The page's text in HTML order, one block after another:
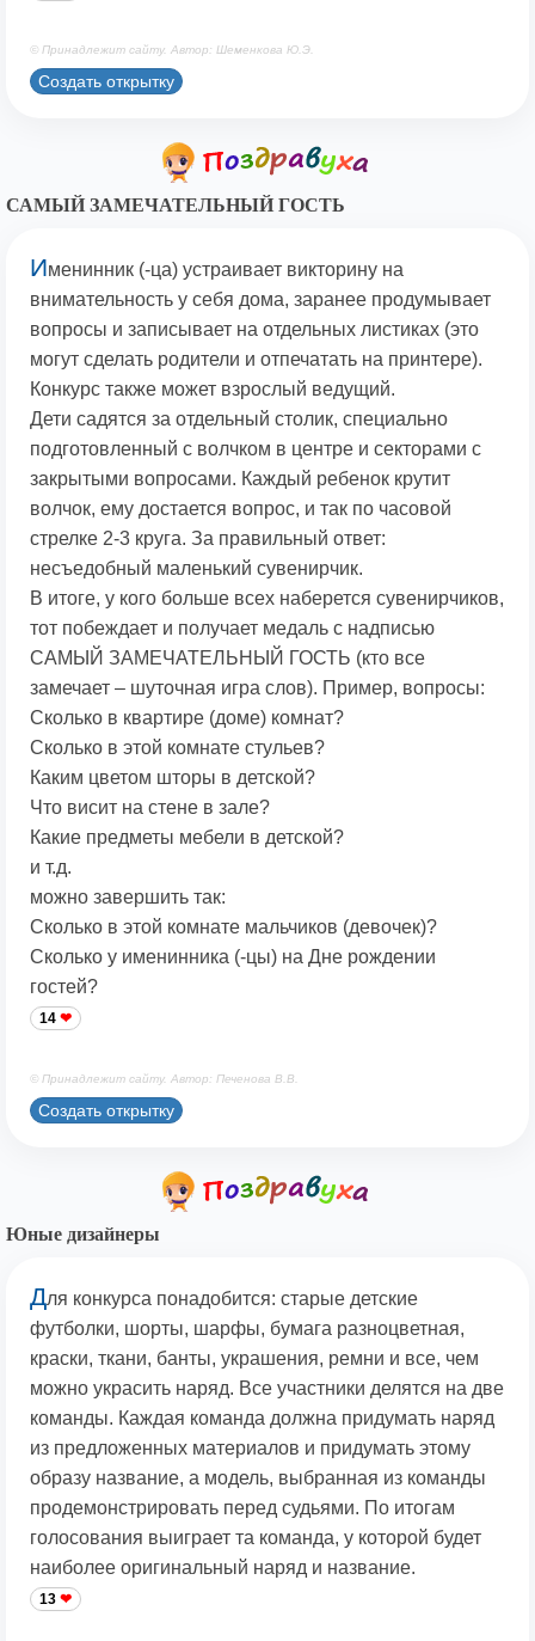
© Принадлежит сайту. Автор: Шеменкова Ю.Э.
Создать открытку
САМЫЙ ЗАМЕЧАТЕЛЬНЫЙ ГОСТЬ
Именинник (-ца) устраивает викторину на
внимательность у себя дома, заранее продумывает
вопросы и записывает на отдельных листиках (это
могут сделать родители и отпечатать на принтере).
Конкурс также может взрослый ведущий.
Дети садятся за отдельный столик, специально
подготовленный с волчком в центре и секторами с
закрытыми вопросами. Каждый ребенок крутит
волчок, ему достается вопрос, и так по часовой
стрелке 2-3 круга. За правильный ответ:
несъедобный маленький сувенирчик.
В итоге, у кого больше всех наберется сувенирчиков,
тот побеждает и получает медаль с надписью
САМЫЙ ЗАМЕЧАТЕЛЬНЫЙ ГОСТЬ (кто все
замечает – шуточная игра слов). Пример, вопросы:
Сколько в квартире (доме) комнат?
Сколько в этой комнате стульев?
Каким цветом шторы в детской?
Что висит на стене в зале?
Какие предметы мебели в детской?
и т.д.
можно завершить так:
Сколько в этой комнате мальчиков (девочек)?
Сколько у именинника (-цы) на Дне рождении
гостей?
14
© Принадлежит сайту. Автор: Печенова В.В.
Создать открытку
Юные дизайнеры
Для конкурса понадобится: старые детские
футболки, шорты, шарфы, бумага разноцветная,
краски, ткани, банты, украшения, ремни и все, чем
можно украсить наряд. Все участники делятся на две
команды. Каждая команда должна придумать наряд
из предложенных материалов и придумать этому
образу название, а модель, выбранная из команды
продемонстрировать перед судьями. По итогам
голосования выиграет та команда, у которой будет
наиболее оригинальный наряд и название.
13